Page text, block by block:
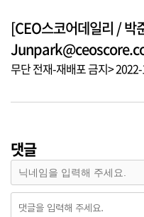
[CEO스코어데일리 / 박
무단 전재-재배포 금지>
댓글